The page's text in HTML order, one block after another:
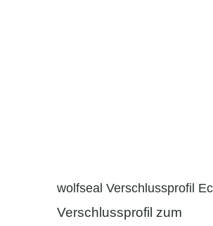
wolfseal Verschlussprofil
Verschlussprofil zum